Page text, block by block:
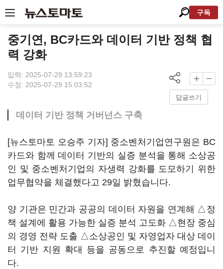
구독
중기연, BC카드와 데이터 기반 정책 협
력 강화
입력: 2025-07-29 13:59:23
수정: 2025-07-29 15:03:52
답글쓰기
데이터 기반 정책 거버넌스 구축
[뉴스토마토 오승주 기자] 중소벤처기업연구원은 BC
카드와 함께 데이터 기반의 실증 분석을 통해 소상공
인 및 중소벤처기업의 자생력 강화를 도모하기 위한
업무협약을 체결했다고 29일 밝혔습니다.
양 기관은 민간과 공공의 데이터 자원을 연계해 △정
책 설계에 활용 가능한 실증 분석 고도화 △현장 중심
의 경영 전략 도출 △소상공인 및 자영업자 대상 데이
터 기반 지원 확대 등을 공동으로 추진할 예정입니
다.